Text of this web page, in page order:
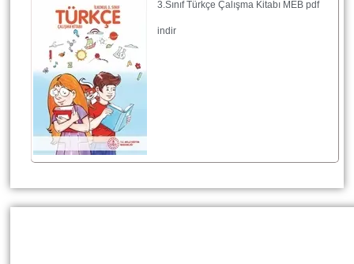
3.Sınıf Türkçe Çalışma Kitabı MEB pdf
indir